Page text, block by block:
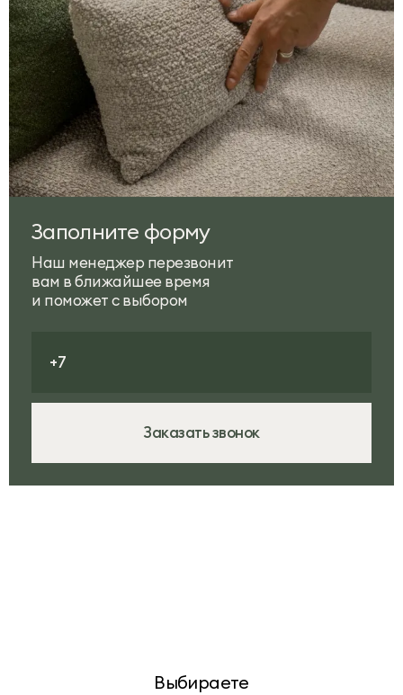
Заполните форму
Наш менеджер перезвонит
вам в ближайшее время
и поможет с выбором
Заказать звонок
Выбираете